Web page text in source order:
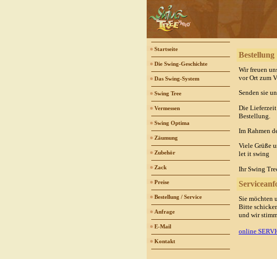
Startseite
Die Swing-Geschichte
Das Swing-System
Swing Tree
Vermessen
Swing Optima
Zäumung
Zubehör
Zack
Preise
Bestellung / Service
Anfrage
E-Mail
Kontakt
Bestellung
Wir freuen
vor Ort zum
Senden sie
Die Lieferzeit
Bestellung.
Im Rahmen
Viele Grüße
let it swing
Ihr Swing
Sie möchten
Bitte
und wir
online